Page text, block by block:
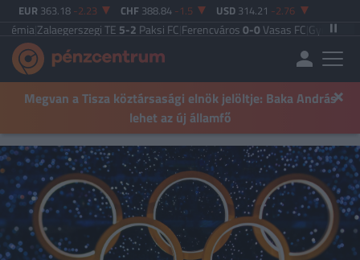
EUR 363.18 -2.23 CHF 388.84 -1.5 USD 314.21 -2.76
TE5-2Paksi FC|Ferencváros0-0Vasas FC|Győri ETO FC 4-0
Megvan a Tisza köztársasági elnök jelöltje: Baka András
lehet az új államfő
×